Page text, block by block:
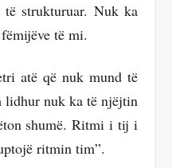
strukturuar. Nuk ka
të mi.
atë që nuk mund të
nuk ka të njëjtin
shumë. Ritmi i tij i
ritmin tim”.